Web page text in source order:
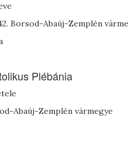
Borsod-Abaúj-Zemplén
Plébánia
Abaúj-Zemplén vármegye